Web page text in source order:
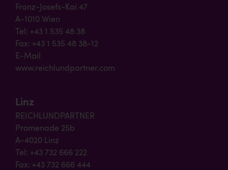
Franz-Josefs-Kai 47
A-1010 Wien
Tel: +43 1 535 48 38
Fax: +43 1 535 48 38-12
E-Mail
www.reichlundpartner.com
Linz
REICHLUNDPARTNER
Promenade 25b
A-4020 Linz
Tel: +43 732 666 222
Fax: +43 732 666 444